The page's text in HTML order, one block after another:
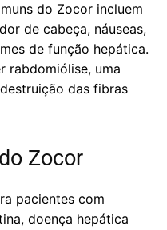
do Zocor incluem
de cabeça, náuseas,
de função hepática.
rabdomiólise, uma
das fibras
Zocor
pacientes com
doença hepática